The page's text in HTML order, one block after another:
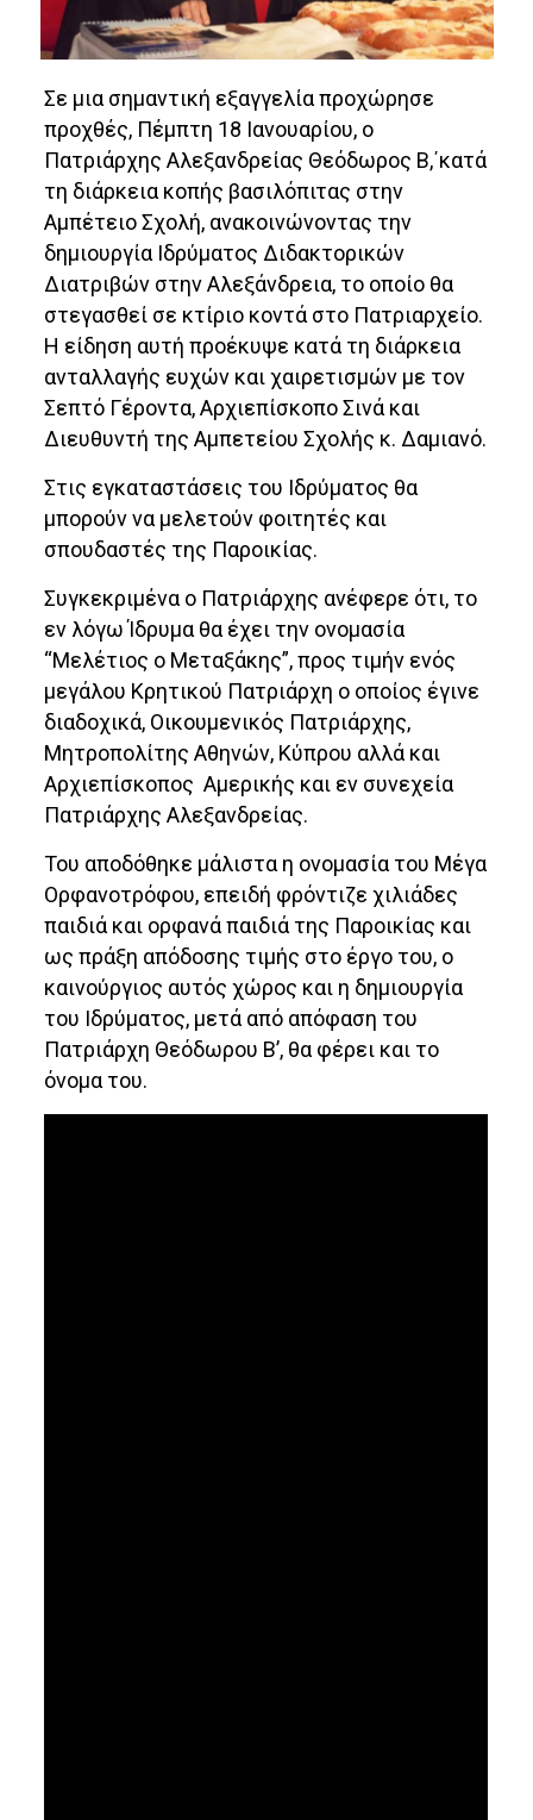
Σε μια σημαντική εξαγγελία προχώρησε
προχθές, Πέμπτη 18 Ιανουαρίου, ο
Πατριάρχης Αλεξανδρείας Θεόδωρος Β,΄κατά
τη διάρκεια κοπής βασιλόπιτας στην
Αμπέτειο Σχολή, ανακοινώνοντας την
δημιουργία Ιδρύματος Διδακτορικών
Διατριβών στην Αλεξάνδρεια, το οποίο θα
στεγασθεί σε κτίριο κοντά στο Πατριαρχείο.
Η είδηση αυτή προέκυψε κατά τη διάρκεια
ανταλλαγής ευχών και χαιρετισμών με τον
Σεπτό Γέροντα, Αρχιεπίσκοπο Σινά και
Διευθυντή της Αμπετείου Σχολής κ. Δαμιανό.
Στις εγκαταστάσεις του Ιδρύματος θα
μπορούν να μελετούν φοιτητές και
σπουδαστές της Παροικίας.
Συγκεκριμένα ο Πατριάρχης ανέφερε ότι, το
εν λόγω Ίδρυμα θα έχει την ονομασία
“Μελέτιος ο Μεταξάκης”, προς τιμήν ενός
μεγάλου Κρητικού Πατριάρχη ο οποίος έγινε
διαδοχικά, Οικουμενικός Πατριάρχης,
Μητροπολίτης Αθηνών, Κύπρου αλλά και
Αρχιεπίσκοπος Αμερικής και εν συνεχεία
Πατριάρχης Αλεξανδρείας.
Του αποδόθηκε μάλιστα η ονομασία του Μέγα
Ορφανοτρόφου, επειδή φρόντιζε χιλιάδες
παιδιά και ορφανά παιδιά της Παροικίας και
ως πράξη απόδοσης τιμής στο έργο του, ο
καινούργιος αυτός χώρος και η δημιουργία
του Ιδρύματος, μετά από απόφαση του
Πατριάρχη Θεόδωρου Β’, θα φέρει και το
όνομα του.